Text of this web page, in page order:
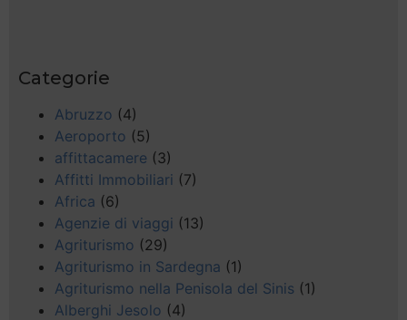
Categorie
Abruzzo (4)
Aeroporto (5)
affittacamere (3)
Affitti Immobiliari (7)
Africa (6)
Agenzie di viaggi (13)
Agriturismo (29)
Agriturismo in Sardegna (1)
Agriturismo nella Penisola del Sinis (1)
Alberghi Jesolo (4)